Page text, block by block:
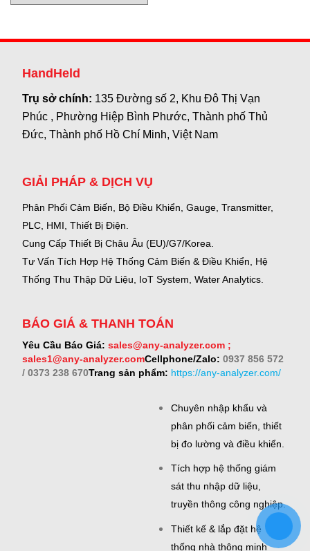
HandHeld
Trụ sở chính: 135 Đường số 2, Khu Đô Thị Vạn
Phúc , Phường Hiệp Bình Phước, Thành phố Thủ
Đức, Thành phố Hồ Chí Minh, Việt Nam
GIẢI PHÁP & DỊCH VỤ
Phân Phối Cảm Biến, Bộ Điều Khiển, Gauge, Transmitter,
PLC, HMI, Thiết Bị Điện.
Cung Cấp Thiết Bị Châu Âu (EU)/G7/Korea.
Tư Vấn Tích Hợp Hệ Thống Cảm Biến & Điều Khiển, Hệ
Thống Thu Thập Dữ Liệu, IoT System, Water Analytics.
BÁO GIÁ & THANH TOÁN
Yêu Cầu Báo Giá: sales@any-analyzer.com ;
sales1@any-analyzer.comCellphone/Zalo: 0937 856 572
/ 0373 238 670Trang sản phẩm: https://any-analyzer.com/
Chuyên nhập khẩu và
phân phối cảm biến, thiết
bị đo lường và điều khiển.
Tích hợp hệ thống giám
sát thu nhập dữ liệu,
truyền thông công nghiệp.
Thiết kế & lắp đặt hệ
thống nhà thông minh